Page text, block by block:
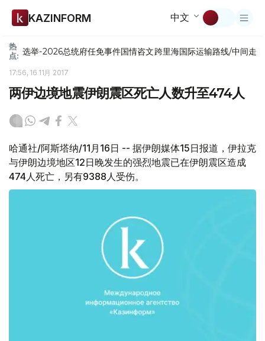
KAZINFORM 中文
热
点: 选举-2026总统府任免事件国情咨文跨里海国际运输路线/中间走廊
17:56, 16 11月 2017
两伊边境地震伊朗震区死亡人数升至474人
哈通社/阿斯塔纳/11月16日 -- 据伊朗媒体15日报道，伊拉克
与伊朗边境地区12日晚发生的强烈地震已在伊朗震区造成
474人死亡，另有9388人受伤。